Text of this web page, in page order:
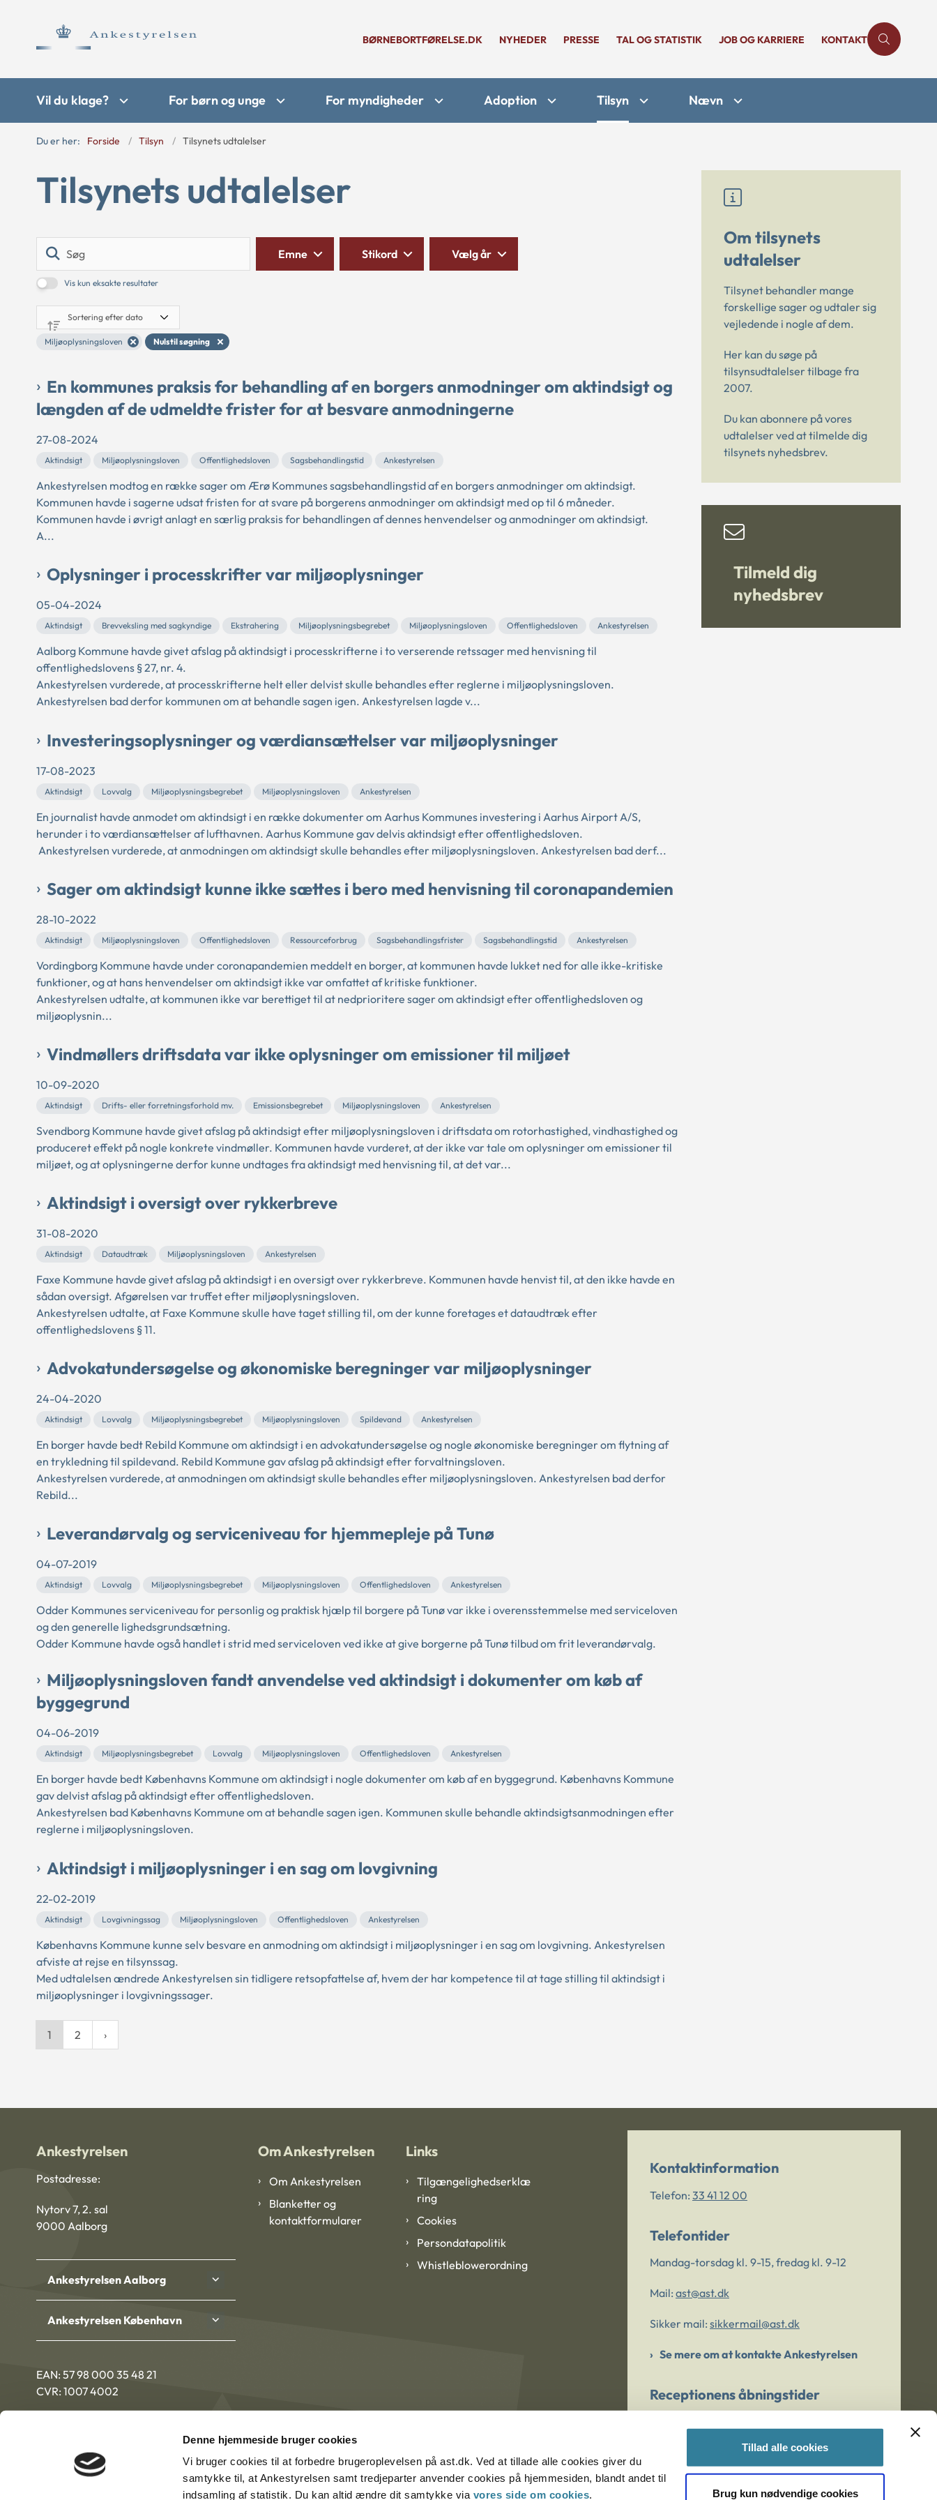
Denne hjemmeside bruger cookies
Vi bruger cookies til at forbedre brugeroplevelsen på ast.dk. Ved at tillade alle cookies giver du
samtykke til, at Ankestyrelsen samt tredjeparter anvender cookies på hjemmesiden, blandt andet til
indsamling af statistik. Du kan altid ændre dit samtykke via vores side om cookies.
Tillad alle cookies
Brug kun nødvendige cookies
BØRNEBORTFØRELSE.DK NYHEDER PRESSE TAL OG STATISTIK JOB OG KARRIERE KONTAKT
Vil du klage? For børn og unge For myndigheder Adoption Tilsyn Nævn
Du er her: Forside Tilsyn Tilsynets udtalelser
Tilsynets udtalelser
Vis kun eksakte resultater
Emne Stikord Vælg år
Miljøoplysningsloven Nulstil søgning
En kommunes praksis for behandling af en borgers anmodninger om aktindsigt og
længden af de udmeldte frister for at besvare anmodningerne
27-08-2024
Aktindsigt Miljøoplysningsloven Offentlighedsloven Sagsbehandlingstid Ankestyrelsen
Ankestyrelsen modtog en række sager om Ærø Kommunes sagsbehandlingstid af en borgers anmodninger om aktindsigt.
Kommunen havde i sagerne udsat fristen for at svare på borgerens anmodninger om aktindsigt med op til 6 måneder.
Kommunen havde i øvrigt anlagt en særlig praksis for behandlingen af dennes henvendelser og anmodninger om aktindsigt.
A...
Oplysninger i processkrifter var miljøoplysninger
05-04-2024
Aktindsigt Brevveksling med sagkyndige Ekstrahering Miljøoplysningsbegrebet Miljøoplysningsloven Offentlighedsloven Ankestyrelsen
Aalborg Kommune havde givet afslag på aktindsigt i processkrifterne i to verserende retssager med henvisning til
offentlighedslovens § 27, nr. 4.
Ankestyrelsen vurderede, at processkrifterne helt eller delvist skulle behandles efter reglerne i miljøoplysningsloven.
Ankestyrelsen bad derfor kommunen om at behandle sagen igen. Ankestyrelsen lagde v...
Investeringsoplysninger og værdiansættelser var miljøoplysninger
17-08-2023
Aktindsigt Lovvalg Miljøoplysningsbegrebet Miljøoplysningsloven Ankestyrelsen
En journalist havde anmodet om aktindsigt i en række dokumenter om Aarhus Kommunes investering i Aarhus Airport A/S,
herunder i to værdiansættelser af lufthavnen. Aarhus Kommune gav delvis aktindsigt efter offentlighedsloven.
Ankestyrelsen vurderede, at anmodningen om aktindsigt skulle behandles efter miljøoplysningsloven. Ankestyrelsen bad derf...
Sager om aktindsigt kunne ikke sættes i bero med henvisning til coronapandemien
28-10-2022
Aktindsigt Miljøoplysningsloven Offentlighedsloven Ressourceforbrug Sagsbehandlingsfrister Sagsbehandlingstid Ankestyrelsen
Vordingborg Kommune havde under coronapandemien meddelt en borger, at kommunen havde lukket ned for alle ikke-kritiske
funktioner, og at hans henvendelser om aktindsigt ikke var omfattet af kritiske funktioner.
Ankestyrelsen udtalte, at kommunen ikke var berettiget til at nedprioritere sager om aktindsigt efter offentlighedsloven og
miljøoplysnin...
Vindmøllers driftsdata var ikke oplysninger om emissioner til miljøet
10-09-2020
Aktindsigt Drifts- eller forretningsforhold mv. Emissionsbegrebet Miljøoplysningsloven Ankestyrelsen
Svendborg Kommune havde givet afslag på aktindsigt efter miljøoplysningsloven i driftsdata om rotorhastighed, vindhastighed og
produceret effekt på nogle konkrete vindmøller. Kommunen havde vurderet, at der ikke var tale om oplysninger om emissioner til
miljøet, og at oplysningerne derfor kunne undtages fra aktindsigt med henvisning til, at det var...
Aktindsigt i oversigt over rykkerbreve
31-08-2020
Aktindsigt Dataudtræk Miljøoplysningsloven Ankestyrelsen
Faxe Kommune havde givet afslag på aktindsigt i en oversigt over rykkerbreve. Kommunen havde henvist til, at den ikke havde en
sådan oversigt. Afgørelsen var truffet efter miljøoplysningsloven.
Ankestyrelsen udtalte, at Faxe Kommune skulle have taget stilling til, om der kunne foretages et dataudtræk efter
offentlighedslovens § 11.
Advokatundersøgelse og økonomiske beregninger var miljøoplysninger
24-04-2020
Aktindsigt Lovvalg Miljøoplysningsbegrebet Miljøoplysningsloven Spildevand Ankestyrelsen
En borger havde bedt Rebild Kommune om aktindsigt i en advokatundersøgelse og nogle økonomiske beregninger om flytning af
en trykledning til spildevand. Rebild Kommune gav afslag på aktindsigt efter forvaltningsloven.
Ankestyrelsen vurderede, at anmodningen om aktindsigt skulle behandles efter miljøoplysningsloven. Ankestyrelsen bad derfor
Rebild...
Leverandørvalg og serviceniveau for hjemmepleje på Tunø
04-07-2019
Aktindsigt Lovvalg Miljøoplysningsbegrebet Miljøoplysningsloven Offentlighedsloven Ankestyrelsen
Odder Kommunes serviceniveau for personlig og praktisk hjælp til borgere på Tunø var ikke i overensstemmelse med serviceloven
og den generelle lighedsgrundsætning.
Odder Kommune havde også handlet i strid med serviceloven ved ikke at give borgerne på Tunø tilbud om frit leverandørvalg.
Miljøoplysningsloven fandt anvendelse ved aktindsigt i dokumenter om køb af
byggegrund
04-06-2019
Aktindsigt Miljøoplysningsbegrebet Lovvalg Miljøoplysningsloven Offentlighedsloven Ankestyrelsen
En borger havde bedt Københavns Kommune om aktindsigt i nogle dokumenter om køb af en byggegrund. Københavns Kommune
gav delvist afslag på aktindsigt efter offentlighedsloven.
Ankestyrelsen bad Københavns Kommune om at behandle sagen igen. Kommunen skulle behandle aktindsigtsanmodningen efter
reglerne i miljøoplysningsloven.
Aktindsigt i miljøoplysninger i en sag om lovgivning
22-02-2019
Aktindsigt Lovgivningssag Miljøoplysningsloven Offentlighedsloven Ankestyrelsen
Københavns Kommune kunne selv besvare en anmodning om aktindsigt i miljøoplysninger i en sag om lovgivning. Ankestyrelsen
afviste at rejse en tilsynssag.
Med udtalelsen ændrede Ankestyrelsen sin tidligere retsopfattelse af, hvem der har kompetence til at tage stilling til aktindsigt i
miljøoplysninger i lovgivningssager.
1 2
Om tilsynets
udtalelser
Tilsynet behandler mange
forskellige sager og udtaler sig
vejledende i nogle af dem.
Her kan du søge på
tilsynsudtalelser tilbage fra
2007.
Du kan abonnere på vores
udtalelser ved at tilmelde dig
tilsynets nyhedsbrev.
Tilmeld dig
nyhedsbrev
Ankestyrelsen
Postadresse:
Nytorv 7, 2. sal
9000 Aalborg
Ankestyrelsen Aalborg
Ankestyrelsen København
EAN: 57 98 000 35 48 21
CVR: 1007 4002
Om Ankestyrelsen
Om Ankestyrelsen
Blanketter og
kontaktformularer
Links
Tilgængelighedserklæ
ring
Cookies
Persondatapolitik
Whistleblowerordning
Kontaktinformation
Telefon: 33 41 12 00
Telefontider
Mandag-torsdag kl. 9-15, fredag kl. 9-12
Mail: ast@ast.dk
Sikker mail: sikkermail@ast.dk
Se mere om at kontakte Ankestyrelsen
Receptionens åbningstider
Er du bekymret for et barn/en ung?